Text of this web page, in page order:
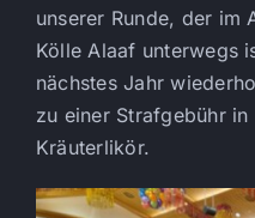
unserer Runde, der im
Kölle Alaaf unterwegs
nächstes Jahr
zu einer Strafgebühr in
Kräuterlikör.